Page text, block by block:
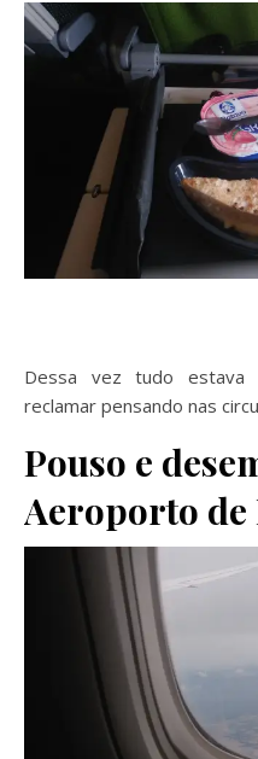
Dessa vez tudo estava
reclamar pensando nas
Pouso e
Aeroporto